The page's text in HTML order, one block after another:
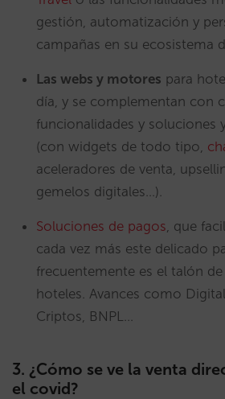
gestión, automatización y
campañas en su ecosistema
Las webs y motores para
día, y se complementan con
funcionalidades y soluciones
(con widgets de todo tipo,
aceleradores de venta,
gemelos digitales…).
Soluciones de pagos , que
cada vez más este delicado
frecuentemente es el talón
hoteles. Avances como
Criptos, BNPL…
3. ¿Cómo se ve la venta
el covid?